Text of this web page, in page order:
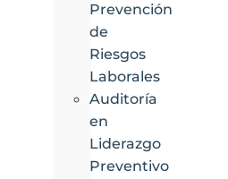
Prevención
de
Riesgos
Laborales
Auditoría
en
Liderazgo
Preventivo